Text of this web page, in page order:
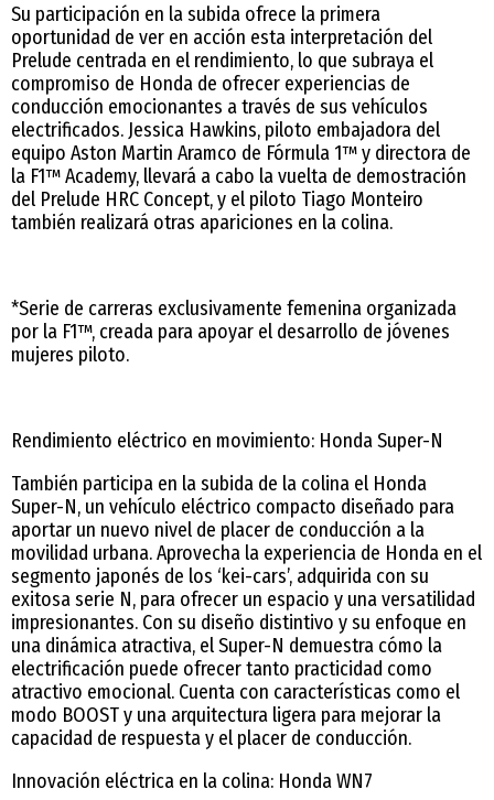
Su participación en la subida ofrece la primera
oportunidad de ver en acción esta interpretación del
Prelude centrada en el rendimiento, lo que subraya el
compromiso de Honda de ofrecer experiencias de
conducción emocionantes a través de sus vehículos
electrificados. Jessica Hawkins, piloto embajadora del
equipo Aston Martin Aramco de Fórmula 1™ y directora de
la F1™ Academy, llevará a cabo la vuelta de demostración
del Prelude HRC Concept, y el piloto Tiago Monteiro
también realizará otras apariciones en la colina.
*Serie de carreras exclusivamente femenina organizada
por la F1™, creada para apoyar el desarrollo de jóvenes
mujeres piloto.
Rendimiento eléctrico en movimiento: Honda Super-N
También participa en la subida de la colina el Honda
Super-N, un vehículo eléctrico compacto diseñado para
aportar un nuevo nivel de placer de conducción a la
movilidad urbana. Aprovecha la experiencia de Honda en el
segmento japonés de los ‘kei-cars’, adquirida con su
exitosa serie N, para ofrecer un espacio y una versatilidad
impresionantes. Con su diseño distintivo y su enfoque en
una dinámica atractiva, el Super-N demuestra cómo la
electrificación puede ofrecer tanto practicidad como
atractivo emocional. Cuenta con características como el
modo BOOST y una arquitectura ligera para mejorar la
capacidad de respuesta y el placer de conducción.
Innovación eléctrica en la colina: Honda WN7